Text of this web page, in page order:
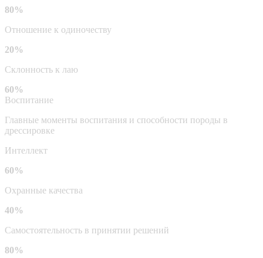
80%
Отношение к одиночеству
20%
Склонность к лаю
60%
Воспитание
Главные моменты воспитания и способности породы в
дрессировке
Интеллект
60%
Охранные качества
40%
Самостоятельность в принятии решений
80%